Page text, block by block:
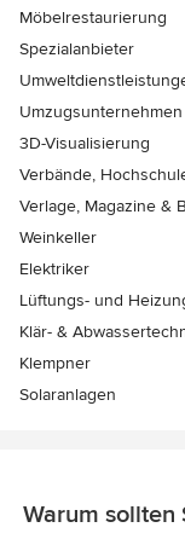
Möbelrestaurierung
Spezialanbieter
Umzugsunternehmen
3D-Visualisierung
Verbände,
Verlage, Magazine &
Weinkeller
Elektriker
Lüftungs- und
Klär- &
Klempner
Solaranlagen
Warum sollten